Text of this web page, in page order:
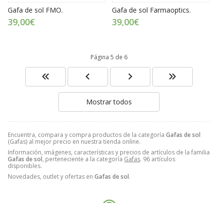
Encuentra, compara y compra productos de la categoría Gafas de sol
(Gafas) al mejor precio en nuestra tienda online.
Información, imágenes, características y precios de artículos de la familia
Gafas de sol, perteneciente a la categoría Gafas. 96 artículos
disponibles.
Novedades, outlet y ofertas en Gafas de sol.
Gafa de sol FMO.
39,00€
Gafa de sol Farmaoptics.
39,00€
Página 5 de 6
Mostrar todos